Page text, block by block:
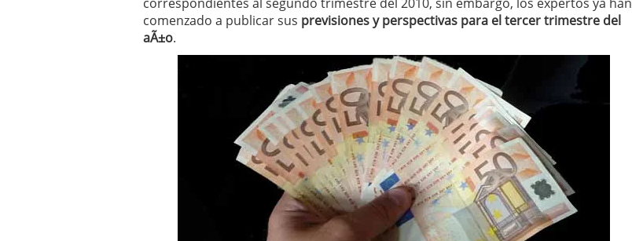
en
España
Seguros de convenio en pymes: la obligación que muchas empresas
descubren cuando ya es demasiado tarde 20/07/2026
ReseÃ±a de SIFX: Lo Que Deben Saber los Traders Mexicanos Antes de
29/06/2026
Crear empresa online vs proceso tradicional: ventajas reales para pymes
29/05/2026
CÃ³mo afrontar una baja mÃ©dica cuando trabajas por cuenta propia
26/05/2026
comenzado a publicar sus previsiones y perspectivas para el tercer trimestre del
aÃ±o.